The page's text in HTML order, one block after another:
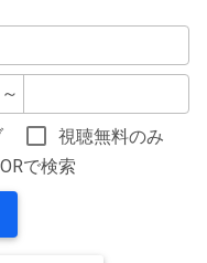
～
視聴無料のみ
で検索